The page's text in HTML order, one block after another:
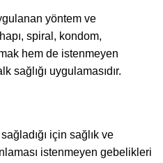
yöntem ve
spiral, kondom,
hem de istenmeyen
uygulamasıdır.
için sağlık ve
istenmeyen gebelikleri